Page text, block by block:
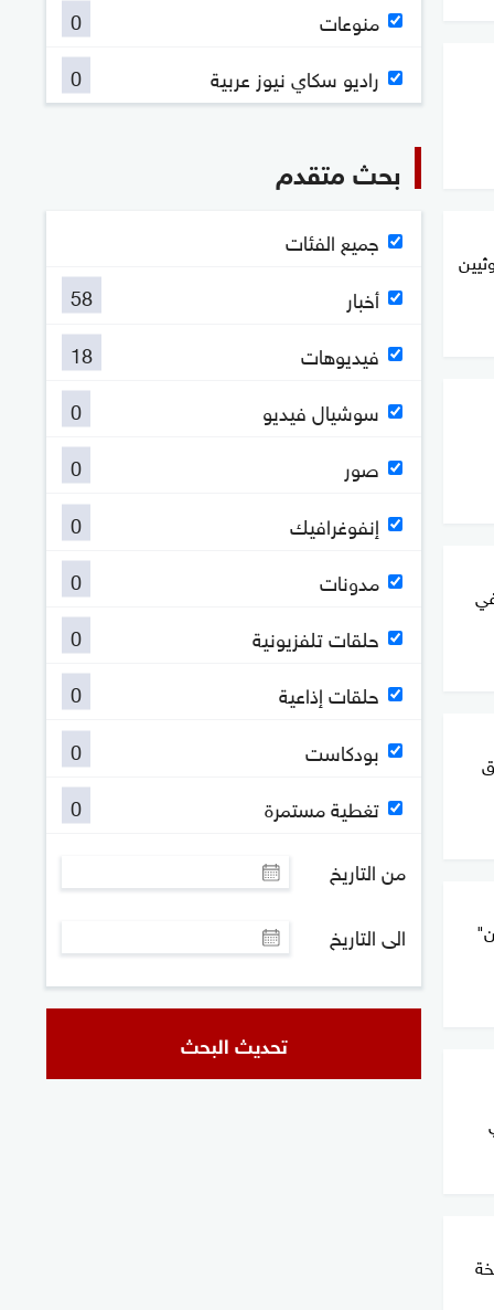
منوعات
0
راديو سكاي نيوز عربية
0
بحث متقدم
جميع الفئات
أخبار
58
فيديوهات
18
سوشيال فيديو
0
صور
0
إنفوغرافيك
0
مدونات
0
حلقات تلفزيونية
0
حلقات إذاعية
0
بودكاست
0
تغطية مستمرة
0
من التاريخ
الى التاريخ
تحديث البحث